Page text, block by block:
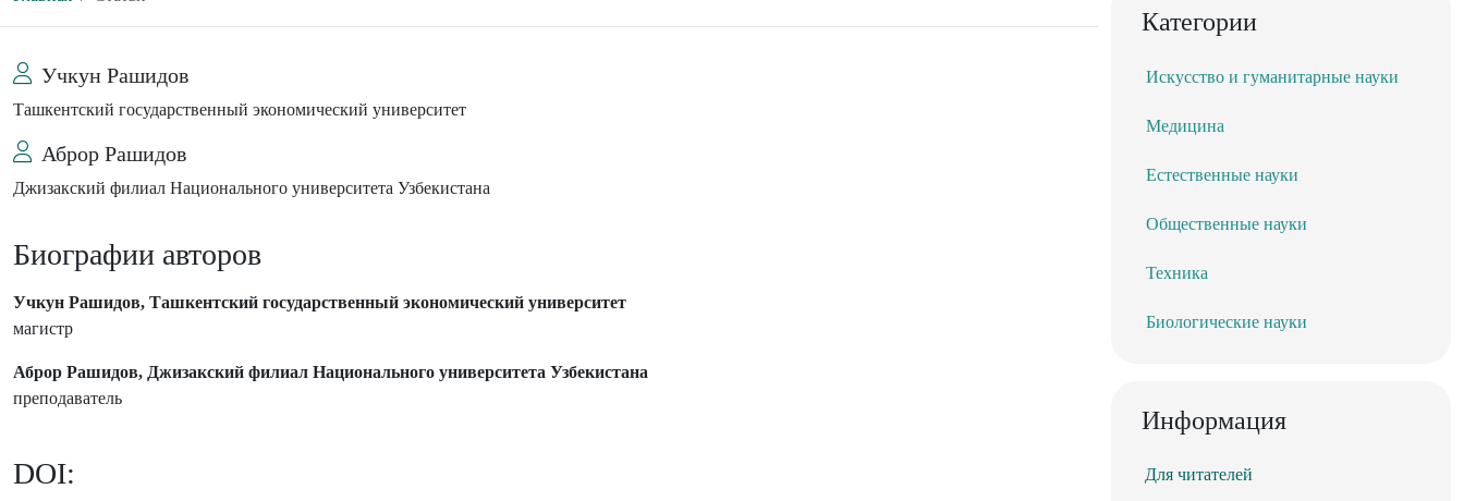
Учкун Рашидов
Ташкентский государственный экономический университет
Аброр Рашидов
Джизакский филиал Национального университета Узбекистана
Биографии авторов
Учкун Рашидов, Ташкентский государственный экономический университет
магистр
Аброр Рашидов, Джизакский филиал Национального университета Узбекистана
преподаватель
DOI:
Категории
Искусство и гуманитарные науки
Медицина
Естественные науки
Общественные науки
Техника
Биологические науки
Информация
Для читателей